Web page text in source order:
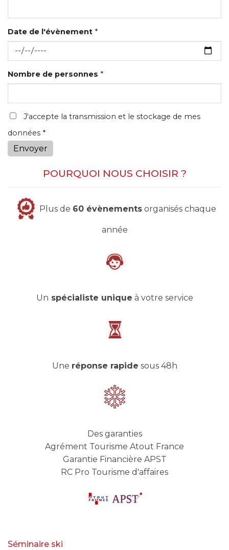
Date de l'évènement *
Nombre de personnes *
J'accepte la transmission et le stockage de mes
données *
Envoyer
POURQUOI NOUS CHOISIR ?
Plus de 60 évènementsorganisés chaque
année
Un spécialiste unique à votre service
Une réponse rapide sous 48h
Des garanties
Agrément Tourisme Atout France
Garantie Financière APST
RC Pro Tourisme d'affaires
Séminaire ski